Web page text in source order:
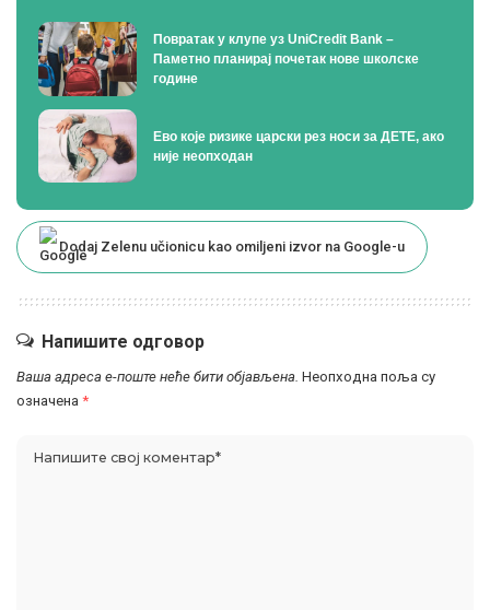
Поврaтак у клупе уз UniCredit Bank –
Паметно планирај почетак нове школске
године
Ево које ризике царски рез носи за ДЕТЕ, ако
није неопходан
Dodaj Zelenu učionicu kao omiljeni izvor na Google-u
Напишите одговор
Ваша адреса е-поште неће бити објављена. Неопходна поља су
означена *